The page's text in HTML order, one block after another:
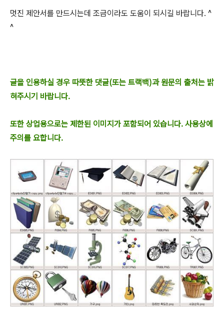
멋진 제안서를 만드시는데 조금이라도 도움이 되시길 바랍니다. ^
^
글을 인용하실 경우 따뜻한 댓글(또는 트랙백)과 원문의 출처는 밝
혀주시기 바랍니다.
또한 상업용으로는 제한된 이미지가 포함되어 있습니다. 사용상에
주의를 요합니다.